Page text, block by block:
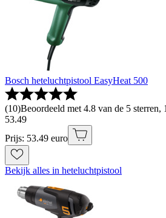
Bosch heteluchtpistool EasyHeat 500
(10)Beoordeeld met 4.8 van de 5 sterren,
53.49
Prijs: 53.49 euro
Bekijk alles in heteluchtpistool